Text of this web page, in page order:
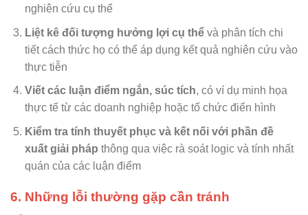
nghiên cứu cụ thể
Liệt kê đối tượng hưởng lợi cụ thểvà phân tích chi
tiết cách thức họ có thể áp dụng kết quả nghiên cứu vào
thực tiễn
Viết các luận điểm ngắn, súc tích, có ví dụ minh họa
thực tế từ các doanh nghiệp hoặc tổ chức điển hình
Kiểm tra tính thuyết phục và kết nối với phần đề
xuất giải pháp thông qua việc rà soát logic và tính nhất
quán của các luận điểm
6. Những lỗi thường gặp cần tránh